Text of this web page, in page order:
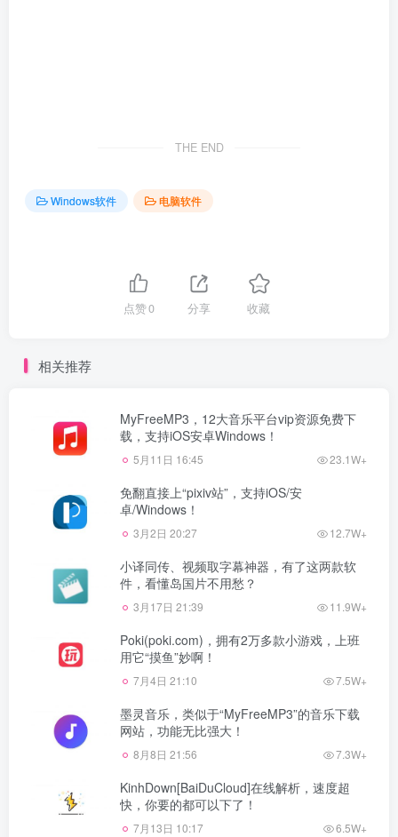
THE END
Windows软件 电脑软件
点赞0 分享 收藏
相关推荐
MyFreeMP3，12大音乐平台vip资源免费下
载，支持iOS安卓Windows！
5月11日 16:45 23.1W+
免翻直接上“pixiv站”，支持iOS/安
卓/Windows！
3月2日 20:27 12.7W+
小译同传、视频取字幕神器，有了这两款软
件，看懂岛国片不用愁？
3月17日 21:39 11.9W+
Poki(poki.com)，拥有2万多款小游戏，上班
用它“摸鱼”妙啊！
7月4日 21:10 7.5W+
墨灵音乐，类似于“MyFreeMP3”的音乐下载
网站，功能无比强大！
8月8日 21:56 7.3W+
KinhDown[BaiDuCloud]在线解析，速度超
快，你要的都可以下了！
7月13日 10:17 6.5W+